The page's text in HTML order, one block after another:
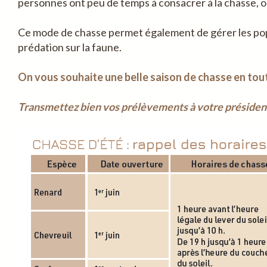
Ce mode de chasse permet également de gérer les
prédation sur la faune.
On vous souhaite une belle saison de chasse en
Transmettez bien vos prélèvements à votre